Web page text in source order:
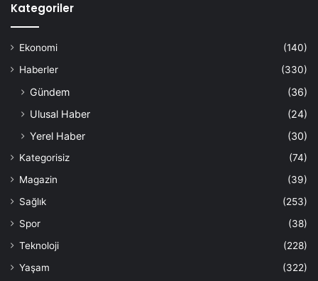
Kategoriler
Ekonomi
(140)
Haberler
(330)
Gündem
(36)
Ulusal Haber
(24)
Yerel Haber
(30)
Kategorisiz
(74)
Magazin
(39)
Sağlık
(253)
Spor
(38)
Teknoloji
(228)
Yaşam
(322)